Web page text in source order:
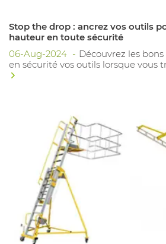
Stop the drop : ancrez vos outils
hauteur en toute sécurité
06-Aug-2024
Découvrez les
en sécurité vos outils lorsque vous